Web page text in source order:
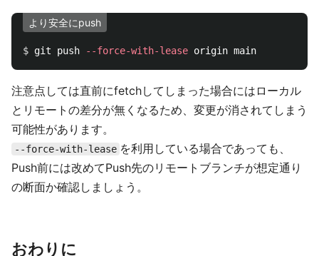
より安全にpush
$ git push --force-with-lease
注意点しては直前にfetchしてしまった場合にはローカル
とリモートの差分が無くなるため、変更が消されてしまう
可能性があります。
--force-with-lease を利用している場合であっても、
Push前には改めてPush先のリモートブランチが想定通り
の断面か確認しましょう。
おわりに